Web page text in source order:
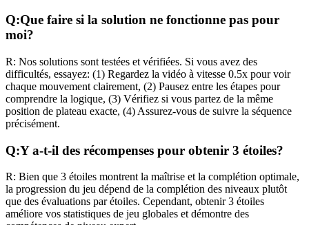
Q:Que faire si la solution ne fonctionne pas pour
moi?
R: Nos solutions sont testées et vérifiées. Si vous avez des
difficultés, essayez: (1) Regardez la vidéo à vitesse 0.5x pour voir
chaque mouvement clairement, (2) Pausez entre les étapes pour
comprendre la logique, (3) Vérifiez si vous partez de la même
position de plateau exacte, (4) Assurez-vous de suivre la séquence
précisément.
Q:Y a-t-il des récompenses pour obtenir 3 étoiles?
R: Bien que 3 étoiles montrent la maîtrise et la complétion optimale,
la progression du jeu dépend de la complétion des niveaux plutôt
que des évaluations par étoiles. Cependant, obtenir 3 étoiles
améliore vos statistiques de jeu globales et démontre des